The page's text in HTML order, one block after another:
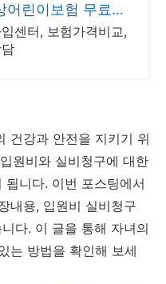
어린이보험 무료견
센터, 보험가격비교,
건강과 안전을 지키기 위
원비와 실비청구에 대한
니다. 이번 포스팅에서
내용, 입원비 실비청구
다. 이 글을 통해 자녀의
는 방법을 확인해 보세